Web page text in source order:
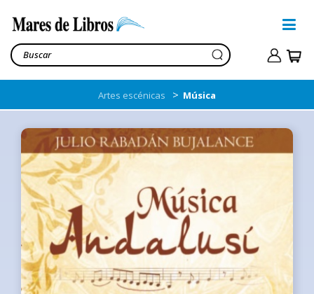
Artes escénicas > Música